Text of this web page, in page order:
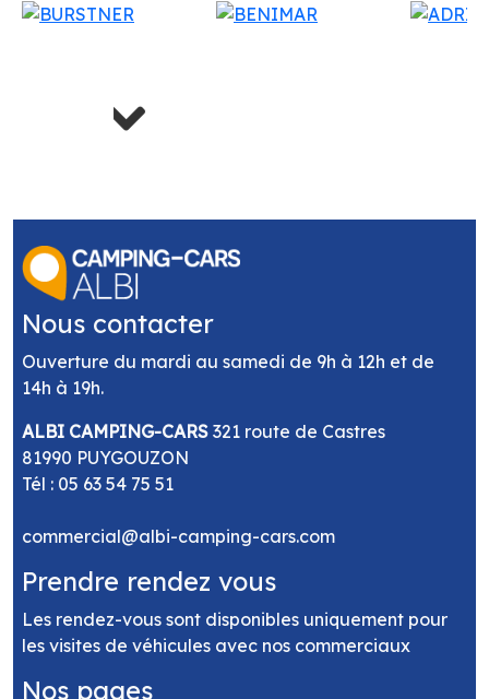
Nous contacter
Ouverture du mardi au samedi de 9h à 12h et de
14h à 19h.
ALBI CAMPING-CARS 321 route de Castres
81990 PUYGOUZON
Tél : 05 63 54 75 51
commercial@albi-camping-cars.com
Prendre rendez vous
Les rendez-vous sont disponibles uniquement pour
les visites de véhicules avec nos commerciaux
Nos pages